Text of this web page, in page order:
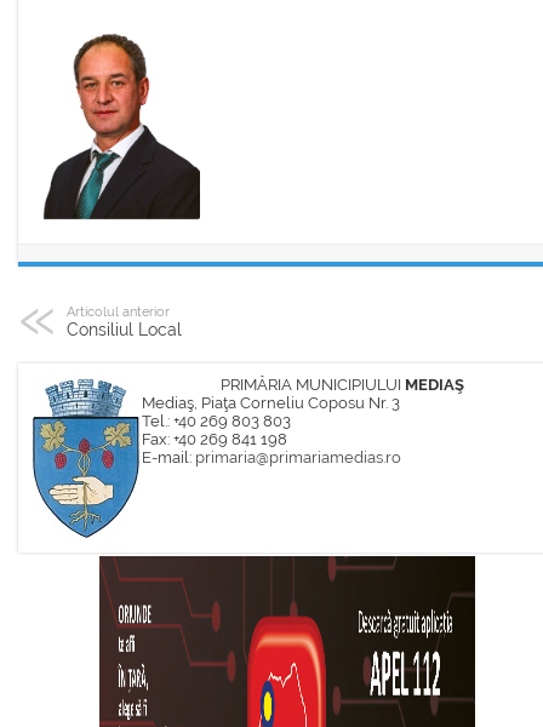
Articolul anterior
Consiliul Local
PRIMĂRIA MUNICIPIULUI MEDIAŞ
Mediaş, Piaţa Corneliu Coposu Nr. 3
Tel.: +40 269 803 803
Fax: +40 269 841 198
E-mail: primaria@primariamedias.ro